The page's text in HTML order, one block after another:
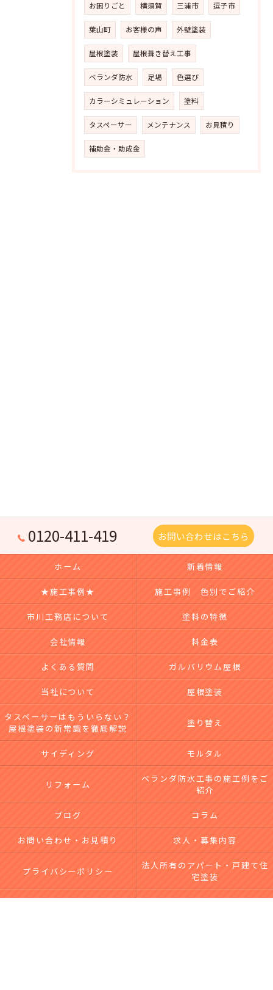
お困りごと 横須賀 三浦市 逗子市
葉山町 お客様の声 外壁塗装
屋根塗装 屋根葺き替え工事
ベランダ防水 足場 色選び
カラーシミュレーション 塗料
タスペーサー メンテナンス お見積り
補助金・助成金
0120-411-419 お問い合わせはこちら
ホーム 新着情報
★施工事例★ 施工事例 色別でご紹介
市川工務店について 塗料の特徴
会社情報 料金表
よくある質問 ガルバリウム屋根
当社について 屋根塗装
タスペーサーはもういらない？
屋根塗装の新常識を徹底解説
塗り替え
サイディング モルタル
リフォーム
ベランダ防水工事の施工例をご
紹介
ブログ コラム
お問い合わせ・お見積り 求人・募集内容
プライバシーポリシー
法人所有のアパート・戸建て住
宅塗装
台風による屋根・外壁被害｜無